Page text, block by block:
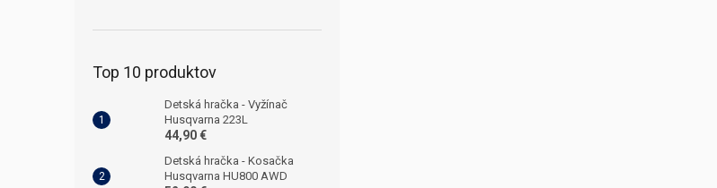
Top 10 produktov
Detská hračka - Vyžínač
Husqvarna 223L
44,90 €
Detská hračka - Kosačka
Husqvarna HU800 AWD